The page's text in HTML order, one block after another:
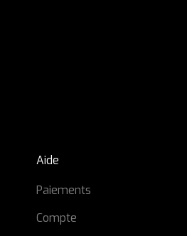
Aide
Paiements
Compte